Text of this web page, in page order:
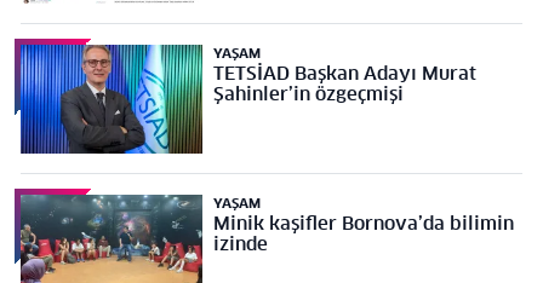
YAŞAM
TETSİAD Başkan Adayı Murat
Şahinler’in özgeçmişi
YAŞAM
Minik kaşifler Bornova’da bilimin
izinde